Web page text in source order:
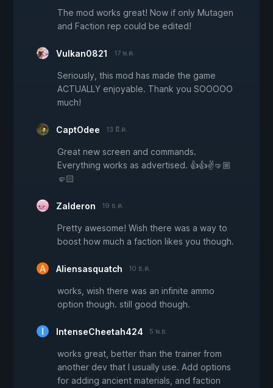
The mod works great! Now if only Mutagen
and Faction rep could be edited!
Vulkan0821 17 พ.ค.
Seriously, this mod has made the game
ACTUALLY enjoyable. Thank you SOOOOO
much!
CaptOdee 13 มี.ค.
Great new screen and commands.
Everything works as advertised. 👍👍✌️🤜🏼
🤛🏻
Zalderon 19 ธ.ค.
Pretty awesome! Wish there was a way to
boost how much a faction likes you though.
Aliensasquatch 10 ธ.ค.
works, wish there was an infinite ammo
option though. still good though.
IntenseCheetah424 5 พ.ย.
works great, better than the trainer from
another dev that I usually use. Add options
for adding ancient materials, and faction